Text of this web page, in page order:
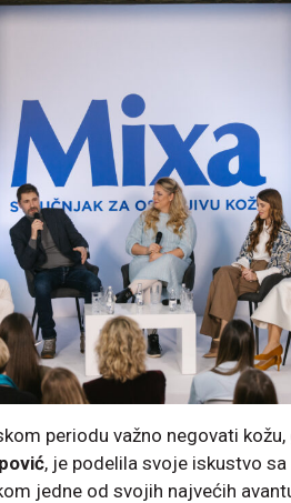
periodu važno negovati
, je podelila svoje iskustvo
jedne od svojih najvećih